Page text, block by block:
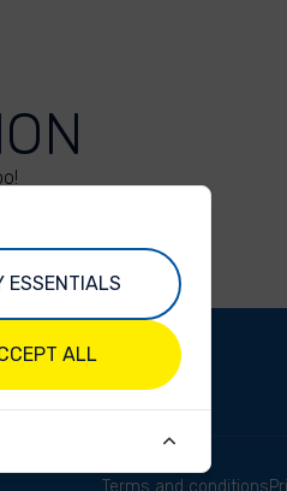
Terms and conditions
ESSENTIALS
ALL